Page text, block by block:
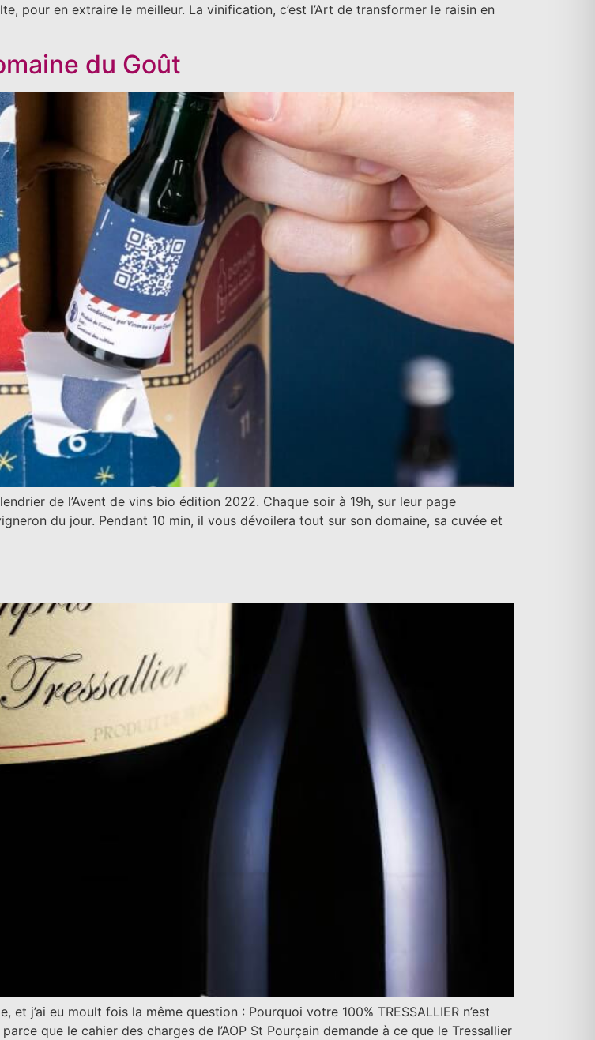
pour en extraire le meilleur. La vinification, c’est l’Art de transformer le raisin en
du Goût
de l’Avent de vins bio édition 2022. Chaque soir à 19h, sur leur page
du jour. Pendant 10 min, il vous dévoilera tout sur son domaine, sa cuvée et
j’ai eu moult fois la même question : Pourquoi votre 100% TRESSALLIER n’est
que le cahier des charges de l’AOP St Pourçain demande à ce que le Tressallier